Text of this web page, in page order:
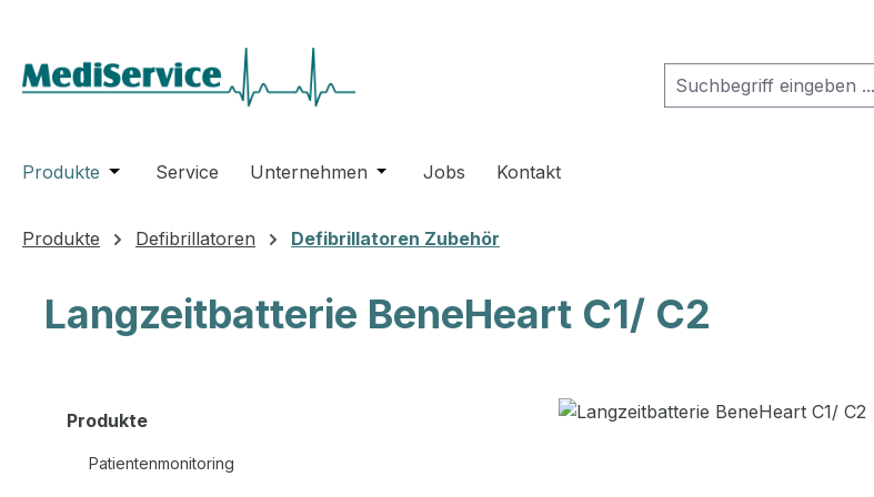
Produkte Öffne oder Schließe das Dropdown der Kategorie Produkte
Service Unternehmen Öffne oder Schließe das Dropdown der Kategorie
Jobs Kontakt
Produkte Defibrillatoren Defibrillatoren Zubehör
Langzeitbatterie BeneHeart C1/ C2
Produkte
Patientenmonitoring
Bildergalerie überspringen